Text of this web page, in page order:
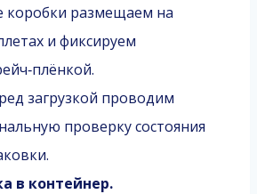
коробки размещаем на
и фиксируем
загрузкой проводим
проверку состояния
в контейнер.